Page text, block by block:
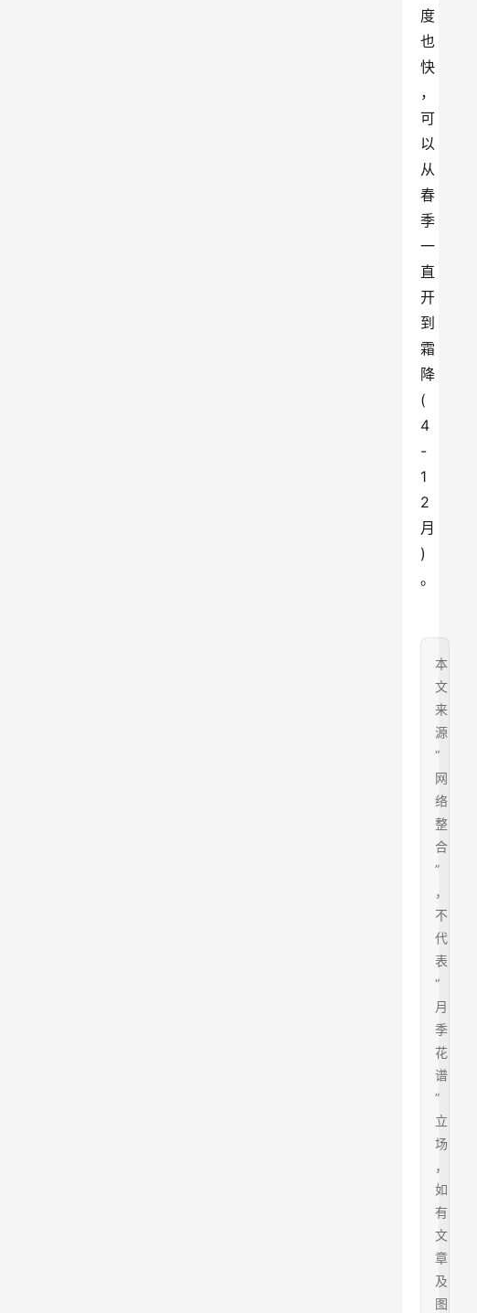
度
也
快
，
可
以
从
春
季
一
直
开
到
霜
降
(
4
-
1
2
月
)
。
本
文
来
源
“
网
络
整
合
”
，
不
代
表
“
月
季
花
谱
”
立
场
，
如
有
文
章
及
图